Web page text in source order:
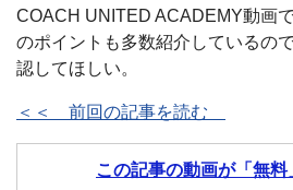
COACH UNITED ACADEMY動画
のポイントも多数紹介しているの
認してほしい。
＜＜ 前回の記事を読む
この記事の動画が「無料